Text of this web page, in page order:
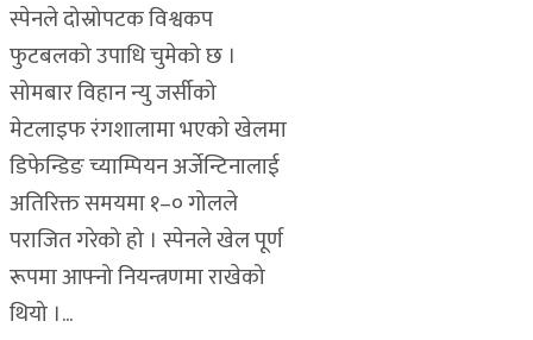
स्पेनले दोस्रोपटक विश्वकप
फुटबलको उपाधि चुमेको छ ।
सोमबार विहान न्यु जर्सीको
मेटलाइफ रंगशालामा भएको खेलमा
डिफेन्डिङ च्याम्पियन अर्जेन्टिनालाई
अतिरिक्त समयमा १–० गोलले
पराजित गरेको हो । स्पेनले खेल पूर्ण
रूपमा आफ्नो नियन्त्रणमा राखेको
थियो ।...